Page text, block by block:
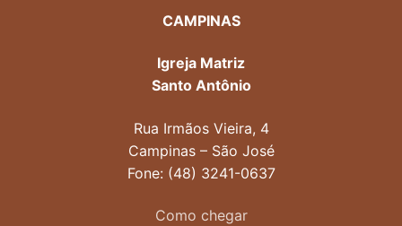
CAMPINAS
Igreja Matriz
Santo Antônio
Rua Irmãos Vieira, 4
Campinas – São José
Fone: (48) 3241-0637
Como chegar